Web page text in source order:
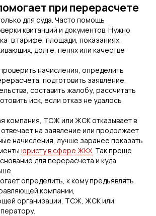
при перерасчете
для суда. Часто помощь
квитанций и документов. Нужно
в тарифе, площади, показаниях,
долге, пенях или качестве
начисления, определить
подготовить заявление,
составить жалобу, рассчитать
иск, если отказ не удалось
компания, ТСЖ или ЖСК отказывает в
на заявление или продолжает
начисления, лучше заранее показать
юристу в сфере ЖКХ. Так проще
для перерасчета и куда
определить, к кому предъявлять
компании,
организации, ТСЖ, ЖСК или